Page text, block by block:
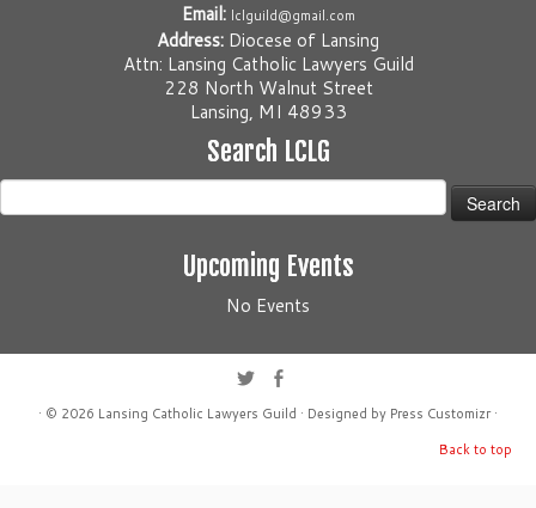
Email: lclguild@gmail.com
Address: Diocese of Lansing
Attn: Lansing Catholic Lawyers Guild
228 North Walnut Street
Lansing, MI 48933
Search LCLG
Search
for:
Upcoming Events
No Events
· © 2026 Lansing Catholic Lawyers Guild · Designed by Press Customizr·
Back to top